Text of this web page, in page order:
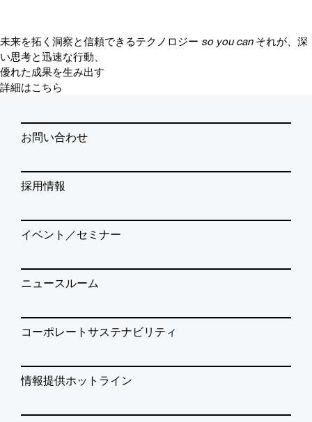
未来を拓く洞察と信頼できるテクノロジー so you can それが、深
い思考と迅速な行動、
優れた成果を生み出す
詳細はこちら
お問い合わせ
採用情報
イベント／セミナー
ニュースルーム
コーポレートサステナビリティ
情報提供ホットライン